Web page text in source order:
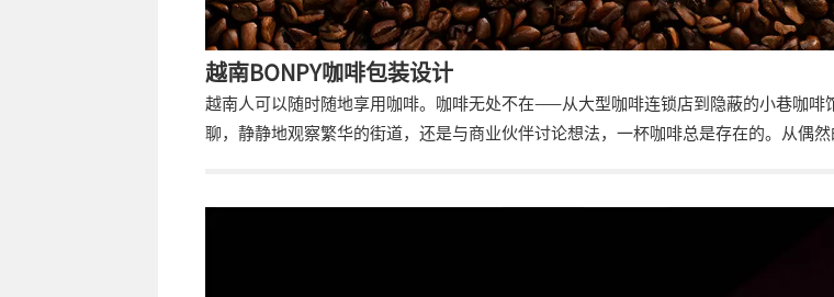
越南BONPY咖啡包装设计
越南人可以随时随地享用咖啡。咖啡无处不在——从大型咖啡连锁店到隐蔽的小巷咖啡
聊，静静地观察繁华的街道，还是与商业伙伴讨论想法，一杯咖啡总是存在的。从偶